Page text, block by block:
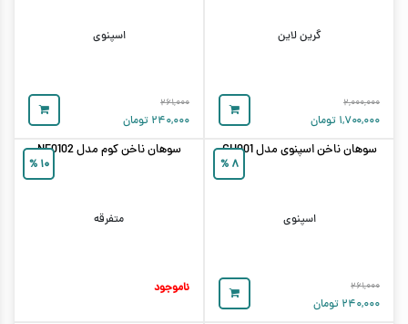
گرین لاین
۲,۰۰۰,۰۰۰
۱,۷۰۰,۰۰۰ تومان
اسپنوی
۲۶۱,۰۰۰
۲۴۰,۰۰۰ تومان
۸ %
سوهان ناخن اسپنوی مدل GH001
اسپنوی
۲۶۱,۰۰۰
۲۴۰,۰۰۰ تومان
۱۰ %
سوهان ناخن کوم مدل NF0102
متفرقه
ناموجود